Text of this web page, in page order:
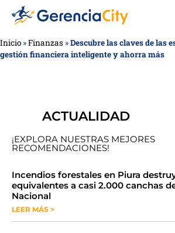
Inicio »Finanzas »Descubre las claves de las
gestión financiera inteligente y ahorra más
ACTUALIDAD
¡EXPLORA NUESTRAS MEJORES
RECOMENDACIONES!
​​​​Incendios forestales en Piura
equivalentes a casi 2.000 canchas
Nacional
LEER MÁS >